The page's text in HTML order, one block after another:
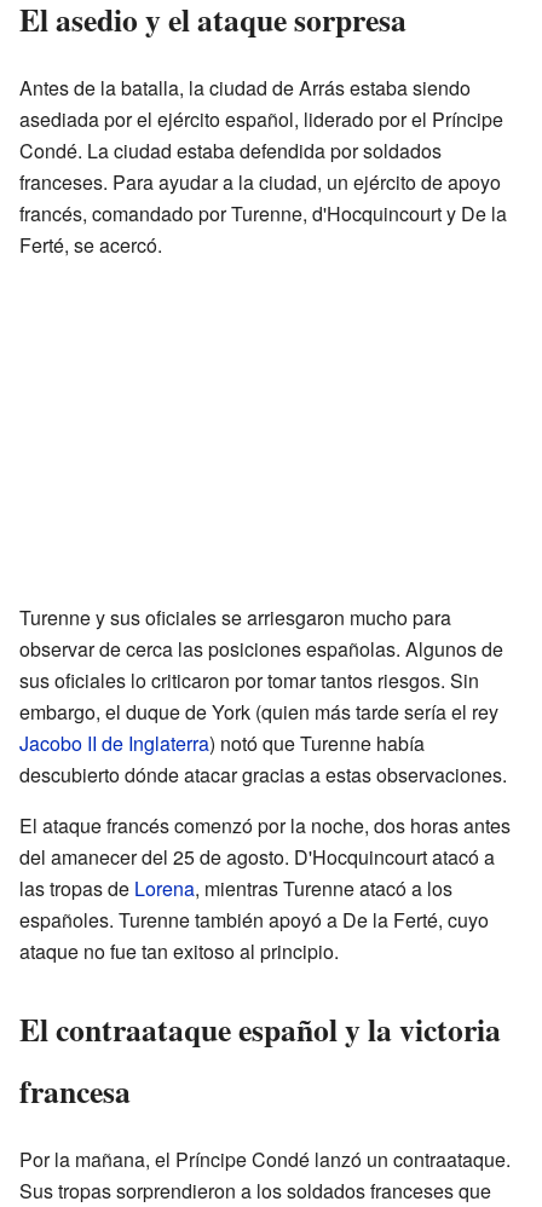
El asedio y el ataque sorpresa
Antes de la batalla, la ciudad de Arrás estaba siendo
asediada por el ejército español, liderado por el Príncipe
Condé. La ciudad estaba defendida por soldados
franceses. Para ayudar a la ciudad, un ejército de apoyo
francés, comandado por Turenne, d'Hocquincourt y De la
Ferté, se acercó.
Turenne y sus oficiales se arriesgaron mucho para
observar de cerca las posiciones españolas. Algunos de
sus oficiales lo criticaron por tomar tantos riesgos. Sin
embargo, el duque de York (quien más tarde sería el rey
Jacobo II de Inglaterra) notó que Turenne había
descubierto dónde atacar gracias a estas observaciones.
El ataque francés comenzó por la noche, dos horas antes
del amanecer del 25 de agosto. D'Hocquincourt atacó a
las tropas de Lorena, mientras Turenne atacó a los
españoles. Turenne también apoyó a De la Ferté, cuyo
ataque no fue tan exitoso al principio.
El contraataque español y la victoria
francesa
Por la mañana, el Príncipe Condé lanzó un contraataque.
Sus tropas sorprendieron a los soldados franceses que